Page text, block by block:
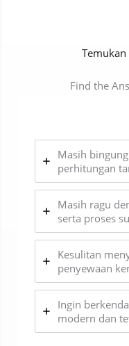
Find the
Masih
perhitungan
Masih ragu
serta proses
Kesulitan
penyewaan
Ingin
modern dan